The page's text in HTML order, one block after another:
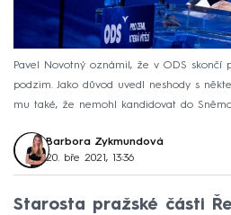
Pavel Novotný oznámil, že v ODS skončí
podzim. Jako důvod uvedl neshody s
mu také, že nemohl kandidovat do
Barbora Zykmundová
20. bře 2021, 13:36
Starosta pražské části